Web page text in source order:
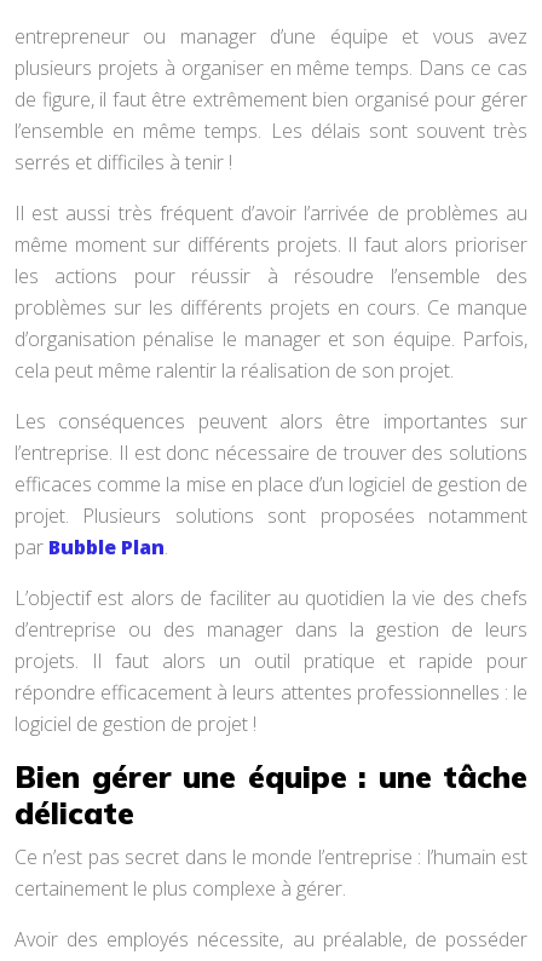
entrepreneur ou manager d’une équipe et vous avez
plusieurs projets à organiser en même temps. Dans ce cas
de figure, il faut être extrêmement bien organisé pour gérer
l’ensemble en même temps. Les délais sont souvent très
serrés et difficiles à tenir !
Il est aussi très fréquent d’avoir l’arrivée de problèmes au
même moment sur différents projets. Il faut alors prioriser
les actions pour réussir à résoudre l’ensemble des
problèmes sur les différents projets en cours. Ce manque
d’organisation pénalise le manager et son équipe. Parfois,
cela peut même ralentir la réalisation de son projet.
Les conséquences peuvent alors être importantes sur
l’entreprise. Il est donc nécessaire de trouver des solutions
efficaces comme la mise en place d’un logiciel de gestion de
projet. Plusieurs solutions sont proposées notamment
par Bubble Plan.
L’objectif est alors de faciliter au quotidien la vie des chefs
d’entreprise ou des manager dans la gestion de leurs
projets. Il faut alors un outil pratique et rapide pour
répondre efficacement à leurs attentes professionnelles : le
logiciel de gestion de projet !
Bien gérer une équipe : une tâche
délicate
Ce n’est pas secret dans le monde l’entreprise : l’humain est
certainement le plus complexe à gérer.
Avoir des employés nécessite, au préalable, de posséder